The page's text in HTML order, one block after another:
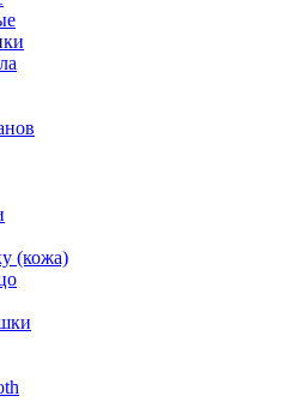
(кожа)